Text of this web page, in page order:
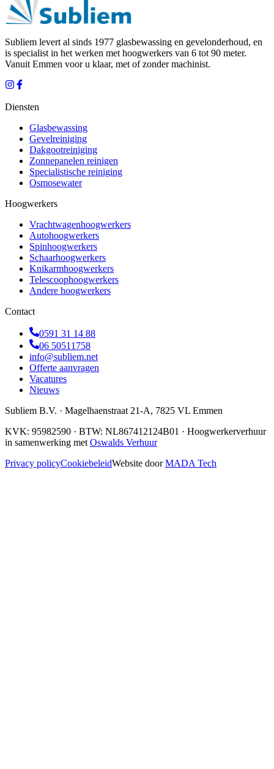
Subliem levert al sinds 1977 glasbewassing en gevelonderhoud, en
is specialist in het werken met hoogwerkers van 6 tot 90 meter.
Vanuit Emmen voor u klaar, met of zonder machinist.
Diensten
Glasbewassing
Gevelreiniging
Dakgootreiniging
Zonnepanelen reinigen
Specialistische reiniging
Osmosewater
Hoogwerkers
Vrachtwagenhoogwerkers
Autohoogwerkers
Spinhoogwerkers
Schaarhoogwerkers
Knikarmhoogwerkers
Telescoophoogwerkers
Andere hoogwerkers
Contact
0591 31 14 88
06 50511758
info@subliem.net
Offerte aanvragen
Vacatures
Nieuws
Subliem B.V. · Magelhaenstraat 21-A, 7825 VL Emmen
KVK: 95982590 · BTW: NL867412124B01 · Hoogwerkerverhuur
in samenwerking met Oswalds Verhuur
Privacy policyCookiebeleidWebsite door MADA Tech